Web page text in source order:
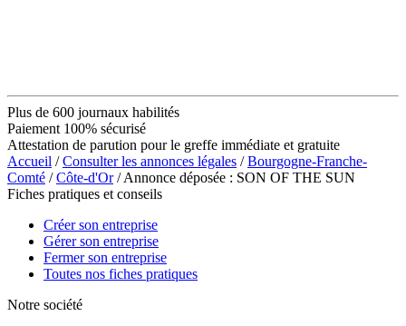
Plus de 600 journaux habilités
Paiement 100% sécurisé
Attestation de parution pour le greffe immédiate et gratuite
Accueil /Consulter les annonces légales /Bourgogne-Franche-
Comté /Côte-d'Or/ Annonce déposée : SON OF THE SUN
Fiches pratiques et conseils
Créer son entreprise
Gérer son entreprise
Fermer son entreprise
Toutes nos fiches pratiques
Notre société